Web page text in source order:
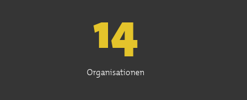
15
Organisationen